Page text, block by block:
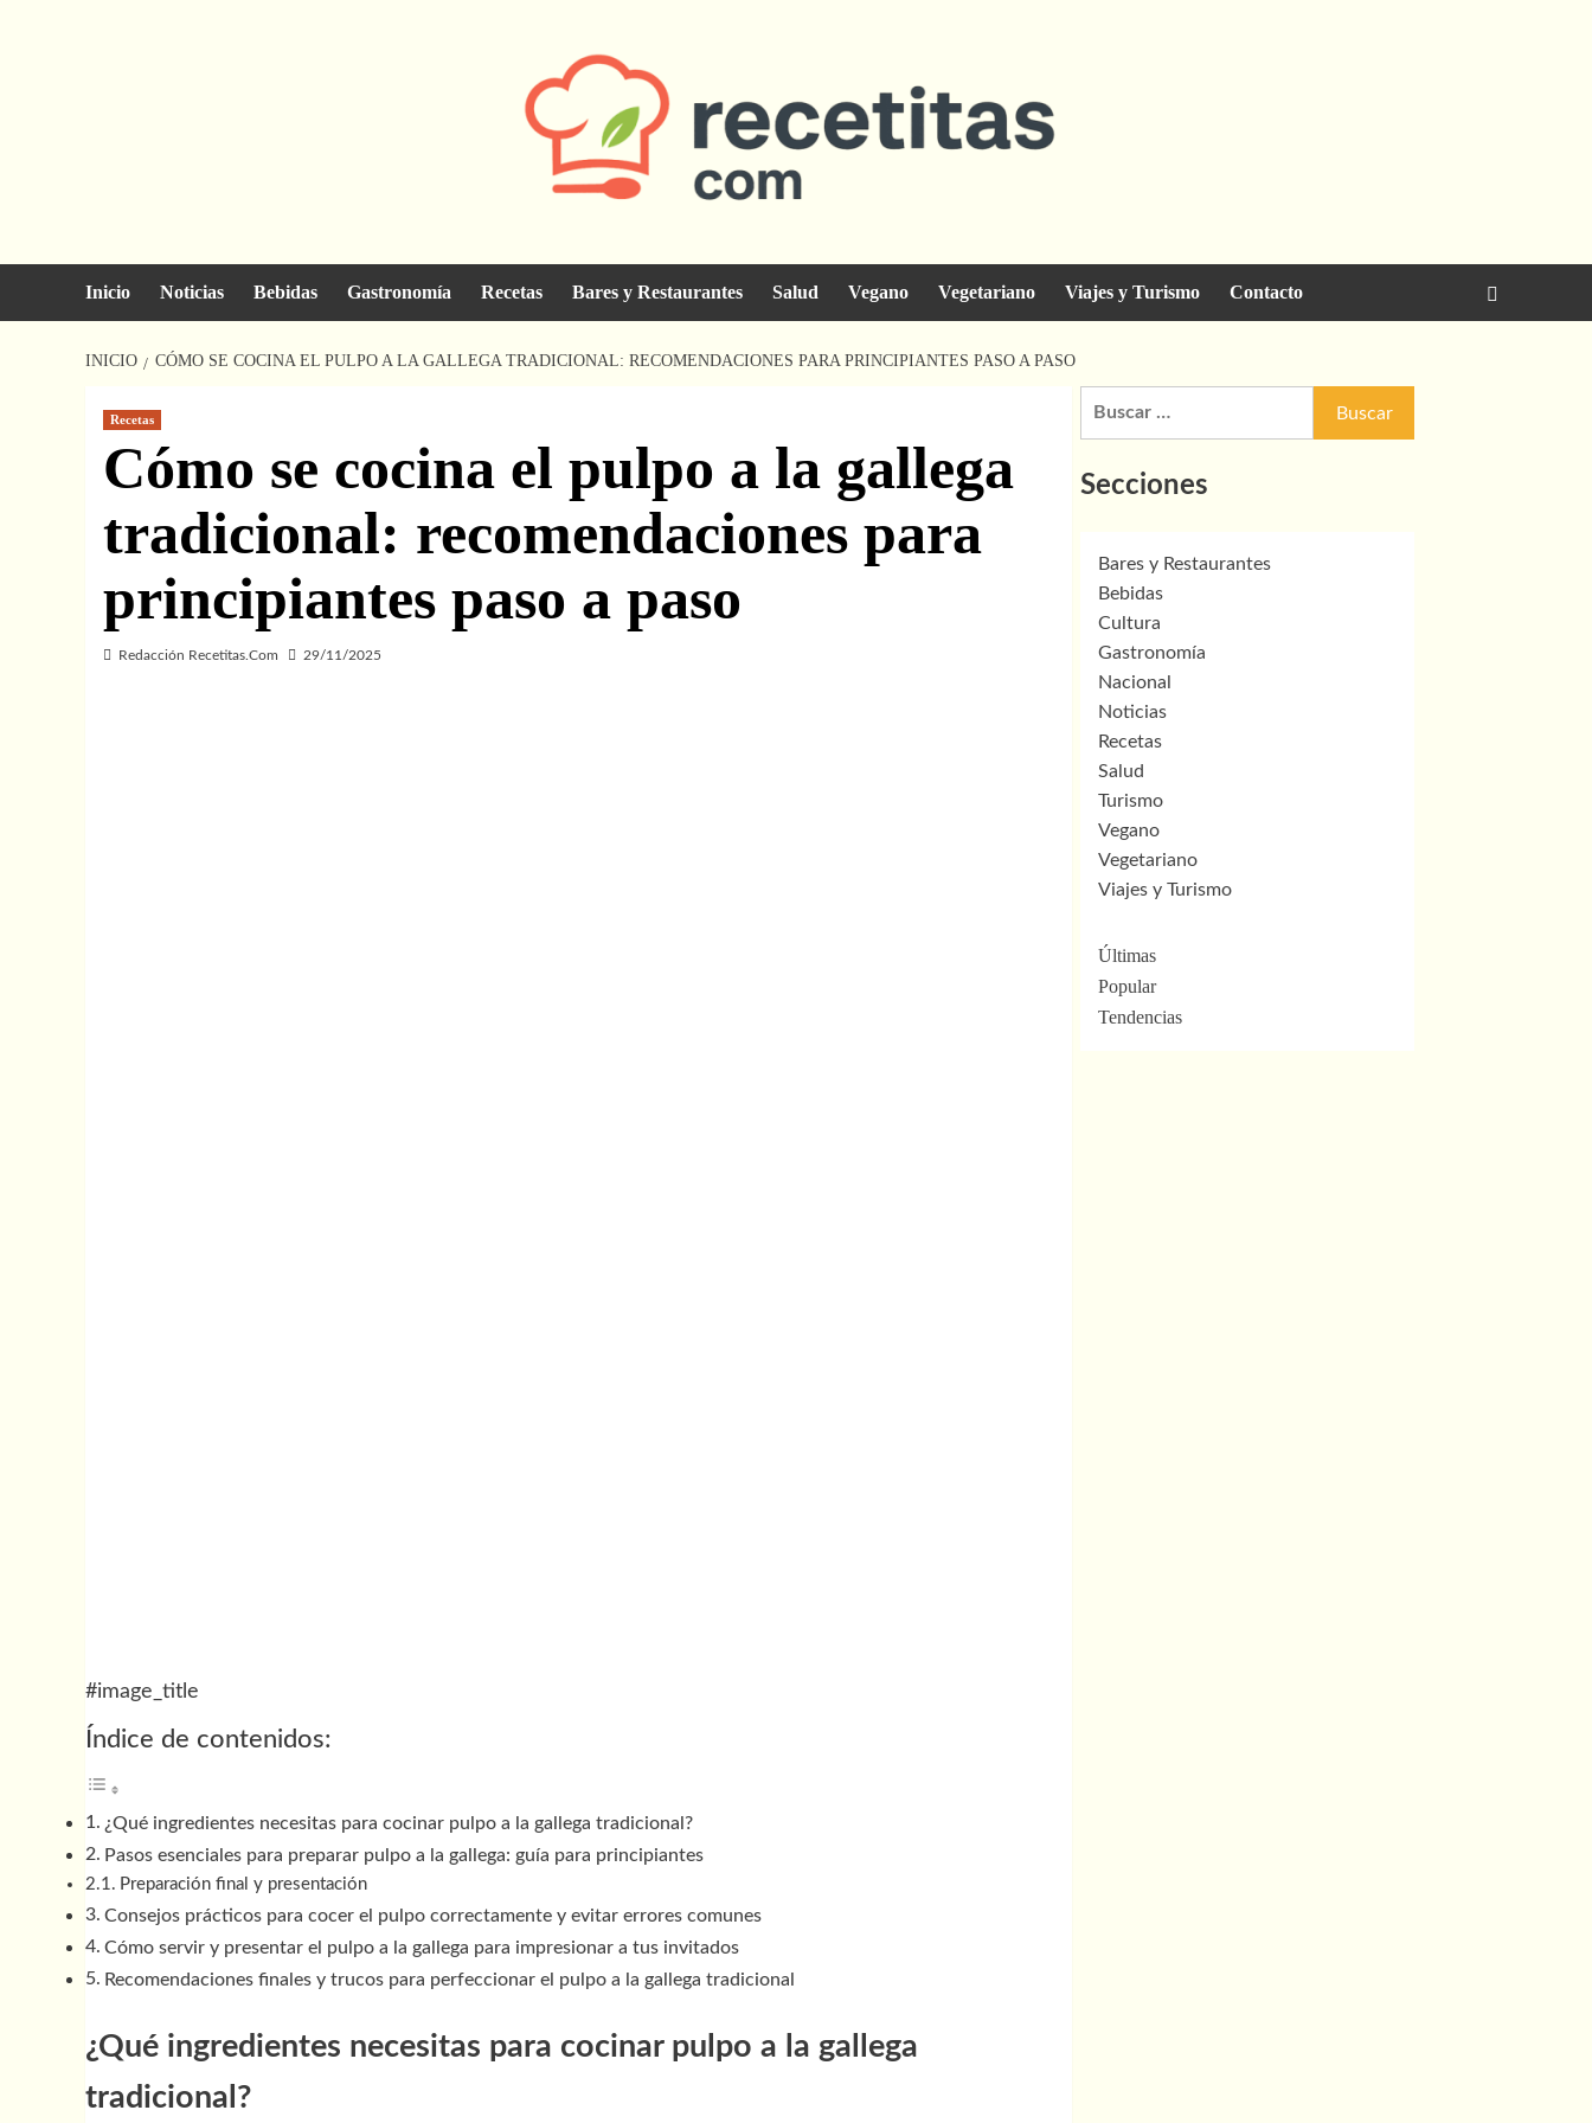
Inicio Noticias Bebidas Gastronomía Recetas Bares y Restaurantes Salud Vegano Vegetariano Viajes y Turismo Contacto
INICIO CÓMO SE COCINA EL PULPO A LA GALLEGA TRADICIONAL: RECOMENDACIONES PARA PRINCIPIANTES PASO A PASO
Recetas
Cómo se cocina el pulpo a la gallega
tradicional: recomendaciones para
principiantes paso a paso
Redacción Recetitas.Com 29/11/2025
#image_title
Índice de contenidos:
¿Qué ingredientes necesitas para cocinar pulpo a la gallega tradicional?
Pasos esenciales para preparar pulpo a la gallega: guía para principiantes
Preparación final y presentación
Consejos prácticos para cocer el pulpo correctamente y evitar errores comunes
Cómo servir y presentar el pulpo a la gallega para impresionar a tus invitados
Recomendaciones finales y trucos para perfeccionar el pulpo a la gallega tradicional
¿Qué ingredientes necesitas para cocinar pulpo a la gallega
tradicional?
Secciones
Bares y Restaurantes
Bebidas
Cultura
Gastronomía
Nacional
Noticias
Recetas
Salud
Turismo
Vegano
Vegetariano
Viajes y Turismo
Últimas
Popular
Tendencias